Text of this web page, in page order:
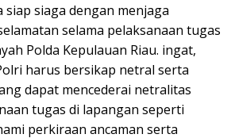
siaga dengan menjaga
selama pelaksanaan tugas
Polda Kepulauan Riau. ingat,
harus bersikap netral serta
dapat mencederai netralitas
tugas di lapangan seperti
perkiraan ancaman serta